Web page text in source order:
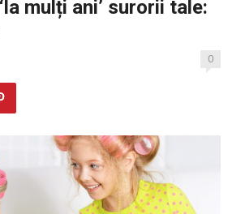
mulți ani’ surorii tale:
0